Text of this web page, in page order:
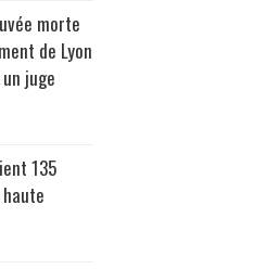
morte
de Lyon
juge
135